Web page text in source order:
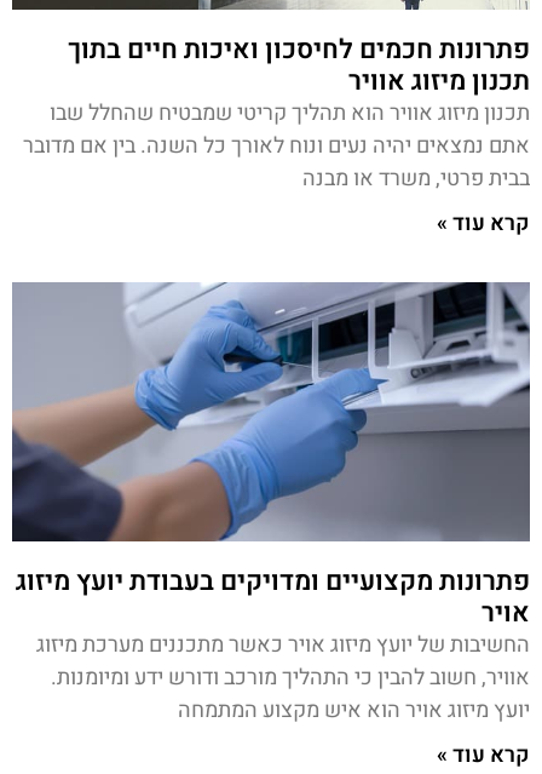
פתרונות חכמים לחיסכון ואיכות חיים בתוך
תכנון מיזוג אוויר
תכנון מיזוג אוויר הוא תהליך קריטי שמבטיח שהחלל שבו
אתם נמצאים יהיה נעים ונוח לאורך כל השנה. בין אם מדובר
בבית פרטי, משרד או מבנה
קרא עוד »
פתרונות מקצועיים ומדויקים בעבודת יועץ מיזוג
אויר
החשיבות של יועץ מיזוג אויר כאשר מתכננים מערכת מיזוג
אוויר, חשוב להבין כי התהליך מורכב ודורש ידע ומיומנות.
יועץ מיזוג אויר הוא איש מקצוע המתמחה
קרא עוד »